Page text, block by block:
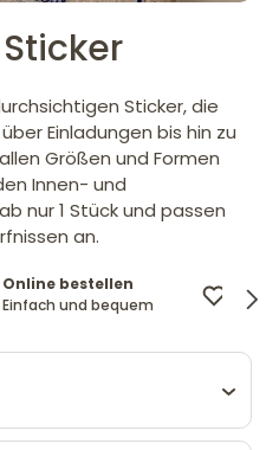
Sticker, die
Einladungen bis hin zu
Größen und Formen
Innen- und
nur 1 Stück und passen
an.
Online bestellen
Einfach und bequem